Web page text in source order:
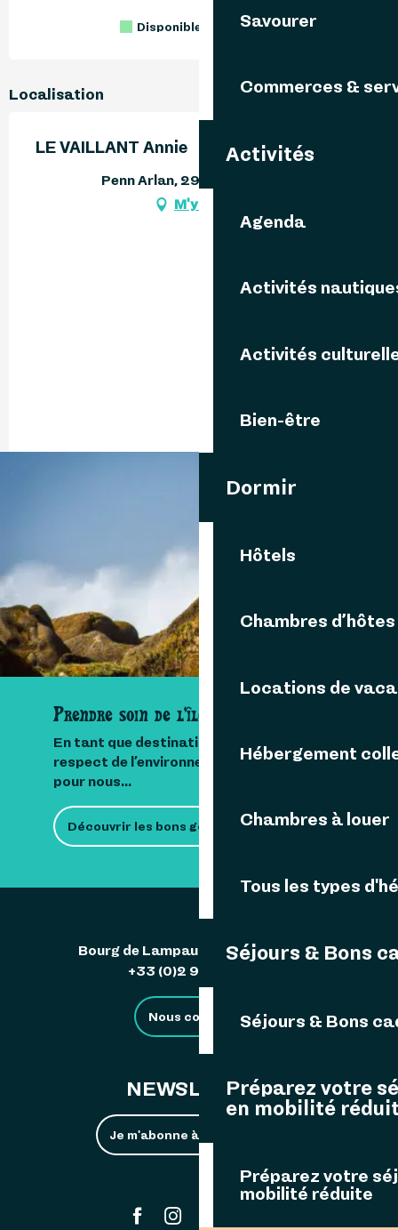
Savourer
Commerces &
Activités
Agenda
Activités
Activités
Bien-être
Dormir
Hôtels
Chambres d’hôtes
Locations de
Hébergement
Chambres à louer
Tous les types
Séjours & Bons
Séjours & Bons
Préparez votre
en mobilité
Préparez votre
mobilité réduite
Disponible Complet
Localisation
LE VAILLANT Annie
Penn Arlan, 29242 Ouessant
M'y rendre
Prendre soin de l'île
En tant que destination insulaire, le
respect de l’environnement est important
pour nous...
Découvrir les bons gestes
Bourg de Lampaul 29242 Ouessant
+33 (0)2 98 48 85 83
Nous contacter
NEWSLETTER
Je m'abonne à la newsletter